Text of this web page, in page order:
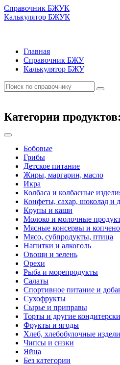
Справочник БЖУК
Калькулятор БЖУК
Главная
Справочник БЖУ
Калькулятор БЖУ
Категории продуктов:
Бобовые
Грибы
Детское питание
Жиры, маргарин, масло
Икра
Колбаса и колбасные
Конфеты, сахар, шоколад и
Крупы и каши
Молоко и молочные
Мясные консервы и
Мясо, субпродукты, птица
Напитки и алкоголь
Овощи и зелень
Орехи
Рыба и морепродукты
Салаты
Спортивное питание и
Сухофрукты
Сырье и приправы
Торты и другие
Фрукты и ягоды
Хлеб, хлебобулочные
Чипсы и снэки
Яйца
Без категории